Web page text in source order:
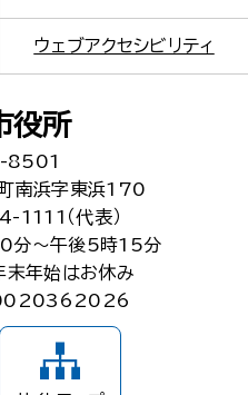
ウェブアクセシビリティ
役所
8501
南浜字東浜170
（代表）
分～午後5時15分
年始はお休み